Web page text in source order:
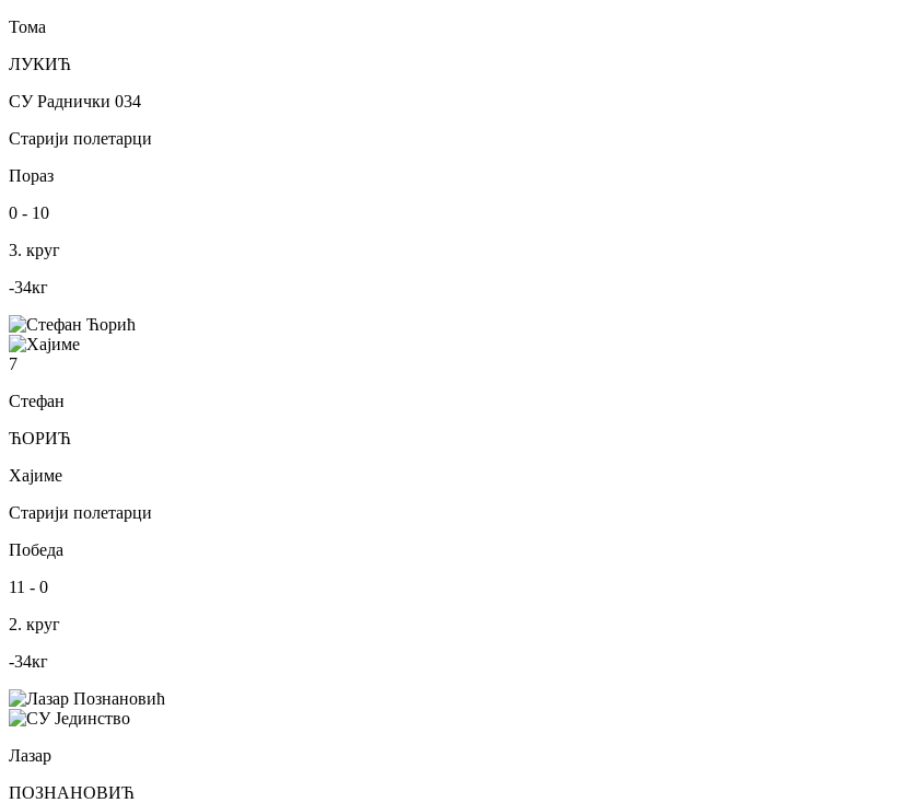
Тома
ЛУКИЋ
СУ Раднички 034
Старији полетарци
Пораз
0 - 10
3. круг
-34кг
7
Стефан
ЋОРИЋ
Хајиме
Старији полетарци
Победа
11 - 0
2. круг
-34кг
Лазар
ПОЗНАНОВИЋ